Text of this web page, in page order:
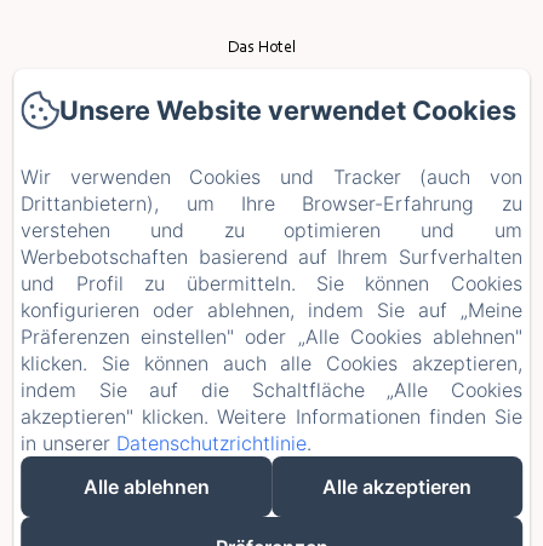
Das Hotel
Das Restaurant
Tourismus
Kontakt
Datenschutzerklärung
Rechtliche Informationen
Cookie-Informationen
Unsere Website verwendet Cookies
Wir verwenden Cookies und Tracker (auch von
Drittanbietern), um Ihre Browser-Erfahrung zu
verstehen und zu optimieren und um
Werbebotschaften basierend auf Ihrem Surfverhalten
und Profil zu übermitteln. Sie können Cookies
konfigurieren oder ablehnen, indem Sie auf „Meine
Präferenzen einstellen" oder „Alle Cookies ablehnen"
klicken. Sie können auch alle Cookies akzeptieren,
indem Sie auf die Schaltfläche „Alle Cookies
akzeptieren" klicken. Weitere Informationen finden Sie
in unserer Datenschutzrichtlinie.
Alle ablehnen
Alle akzeptieren